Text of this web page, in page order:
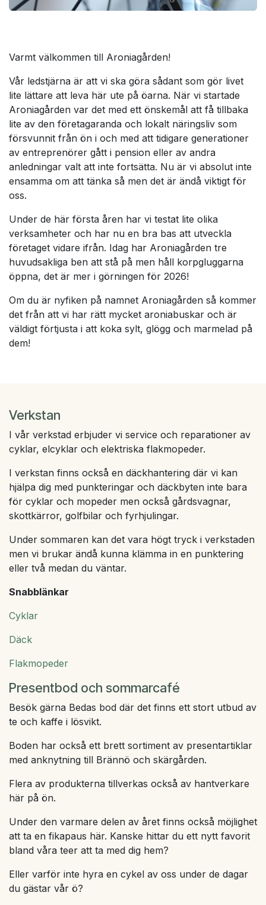
Varmt välkommen till Aroniagården!
Vår ledstjärna är att vi ska göra sådant som gör livet
lite lättare att leva här ute på öarna. När vi startade
Aroniagården var det med ett önskemål att få tillbaka
lite av den företagaranda och lokalt näringsliv som
försvunnit från ön i och med att tidigare generationer
av entreprenörer gått i pension eller av andra
anledningar valt att inte fortsätta. Nu är vi absolut inte
ensamma om att tänka så men det är ändå viktigt för
oss.
Under de här första åren har vi testat lite olika
verksamheter och har nu en bra bas att utveckla
företaget vidare ifrån. Idag har Aroniagården tre
huvudsakliga ben att stå på men håll korpgluggarna
öppna, det är mer i görningen för 2026!
Om du är nyfiken på namnet Aroniagården så kommer
det från att vi har rätt mycket aroniabuskar och är
väldigt förtjusta i att koka sylt, glögg och marmelad på
dem!
Verkstan
I vår verkstad erbjuder vi service och reparationer av
cyklar, elcyklar och elektriska flakmopeder.
I verkstan finns också en däckhantering där vi kan
hjälpa dig med punkteringar och däckbyten inte bara
för cyklar och mopeder men också gårdsvagnar,
skottkärror, golfbilar och fyrhjulingar.
Under sommaren kan det vara högt tryck i verkstaden
men vi brukar ändå kunna klämma in en punktering
eller två medan du väntar.
Snabblänkar
Cyklar
Däck
Flakmopeder
​Presentbod och sommarcafé
Besök gärna Bedas bod där det finns ett stort utbud av
te och kaffe i lösvikt.
Boden har också ett brett sortiment av presentartiklar
med anknytning till Brännö och skärgården.
Flera av produkterna tillverkas också av hantverkare
här på ön.
Under den varmare delen av året finns också möjlighet
att ta en fikapaus här. Kanske hittar du ett nytt favorit
bland våra teer att ta med dig hem?
Eller varför inte hyra en cykel av oss under de dagar
du gästar vår ö?